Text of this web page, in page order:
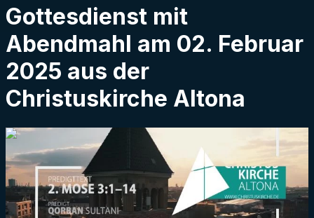
Gottesdienst mit
Abendmahl am 02. Februar
2025 aus der
Christuskirche Altona
1:27:32